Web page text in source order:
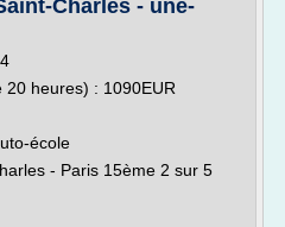
Charles - une-
20 heures) : 1090EUR
école
- Paris 15ème 2 sur 5